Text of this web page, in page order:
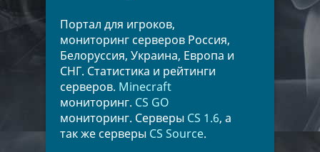
Портал для игроков,
мониторинг серверов Россия,
Белоруссия, Украина, Европа и
СНГ. Статистика и рейтинги
серверов. Minecraft
мониторинг. CS GO
мониторинг. Серверы CS 1.6, а
так же серверы CS Source.